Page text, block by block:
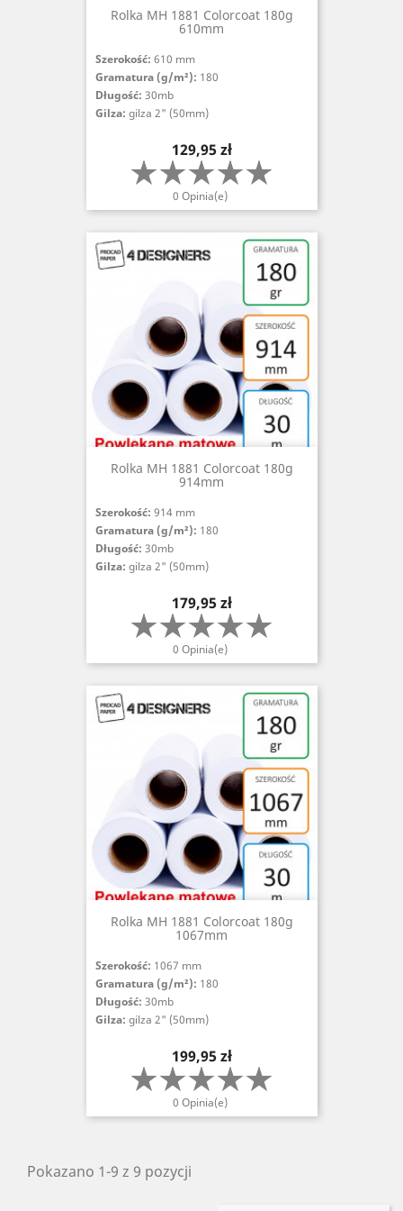
Rolka MH 1881 Colorcoat 180g
610mm
Szerokość: 610 mm
Gramatura (g/m²): 180
Długość: 30mb
Gilza: gilza 2" (50mm)
Cena
129,95 zł
0 Opinia(e)
Rolka MH 1881 Colorcoat 180g
914mm
Szerokość: 914 mm
Gramatura (g/m²): 180
Długość: 30mb
Gilza: gilza 2" (50mm)
Cena
179,95 zł
0 Opinia(e)
Rolka MH 1881 Colorcoat 180g
1067mm
Szerokość: 1067 mm
Gramatura (g/m²): 180
Długość: 30mb
Gilza: gilza 2" (50mm)
Cena
199,95 zł
0 Opinia(e)
Pokazano 1-9 z 9 pozycji